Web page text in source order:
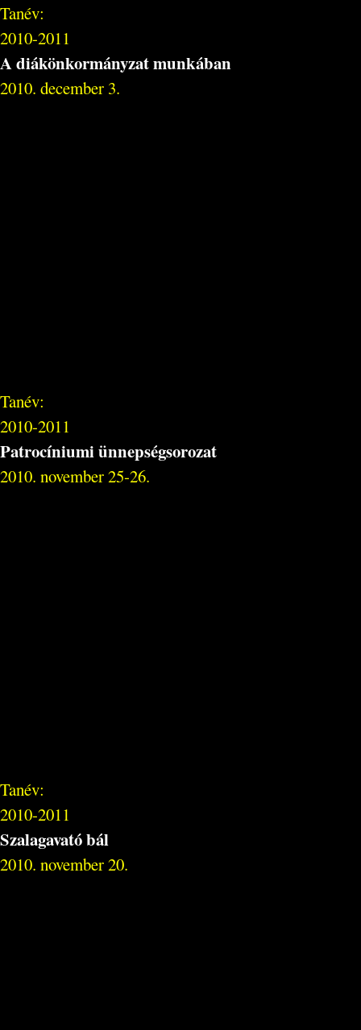
Tanév:
2010-2011
A diákönkormányzat munkában
2010. december 3.
Tanév:
2010-2011
Patrocíniumi ünnepségsorozat
2010. november 25-26.
Tanév:
2010-2011
Szalagavató bál
2010. november 20.